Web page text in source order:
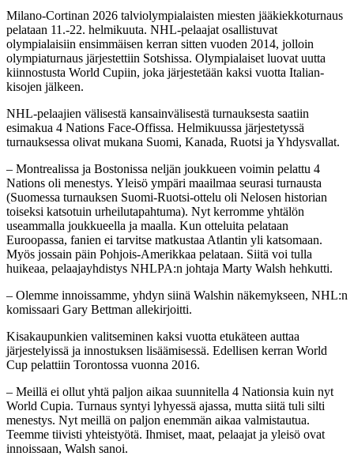
Milano-Cortinan 2026 talviolympialaisten miesten jääkiekkoturnaus
pelataan 11.-22. helmikuuta. NHL-pelaajat osallistuvat
olympialaisiin ensimmäisen kerran sitten vuoden 2014, jolloin
olympiaturnaus järjestettiin Sotshissa. Olympialaiset luovat uutta
kiinnostusta World Cupiin, joka järjestetään kaksi vuotta Italian-
kisojen jälkeen.
NHL-pelaajien välisestä kansainvälisestä turnauksesta saatiin
esimakua 4 Nations Face-Offissa. Helmikuussa järjestetyssä
turnauksessa olivat mukana Suomi, Kanada, Ruotsi ja Yhdysvallat.
– Montrealissa ja Bostonissa neljän joukkueen voimin pelattu 4
Nations oli menestys. Yleisö ympäri maailmaa seurasi turnausta
(Suomessa turnauksen Suomi-Ruotsi-ottelu oli Nelosen historian
toiseksi katsotuin urheilutapahtuma). Nyt kerromme yhtälön
useammalla joukkueella ja maalla. Kun otteluita pelataan
Euroopassa, fanien ei tarvitse matkustaa Atlantin yli katsomaan.
Myös jossain päin Pohjois-Amerikkaa pelataan. Siitä voi tulla
huikeaa, pelaajayhdistys NHLPA:n johtaja Marty Walsh hehkutti.
– Olemme innoissamme, yhdyn siinä Walshin näkemykseen, NHL:n
komissaari Gary Bettman allekirjoitti.
Kisakaupunkien valitseminen kaksi vuotta etukäteen auttaa
järjestelyissä ja innostuksen lisäämisessä. Edellisen kerran World
Cup pelattiin Torontossa vuonna 2016.
– Meillä ei ollut yhtä paljon aikaa suunnitella 4 Nationsia kuin nyt
World Cupia. Turnaus syntyi lyhyessä ajassa, mutta siitä tuli silti
menestys. Nyt meillä on paljon enemmän aikaa valmistautua.
Teemme tiivisti yhteistyötä. Ihmiset, maat, pelaajat ja yleisö ovat
innoissaan, Walsh sanoi.